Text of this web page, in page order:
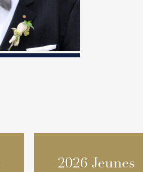
2026 Jeunes
2026 Jeunes